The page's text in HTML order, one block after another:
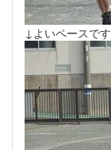
↓よいペースです